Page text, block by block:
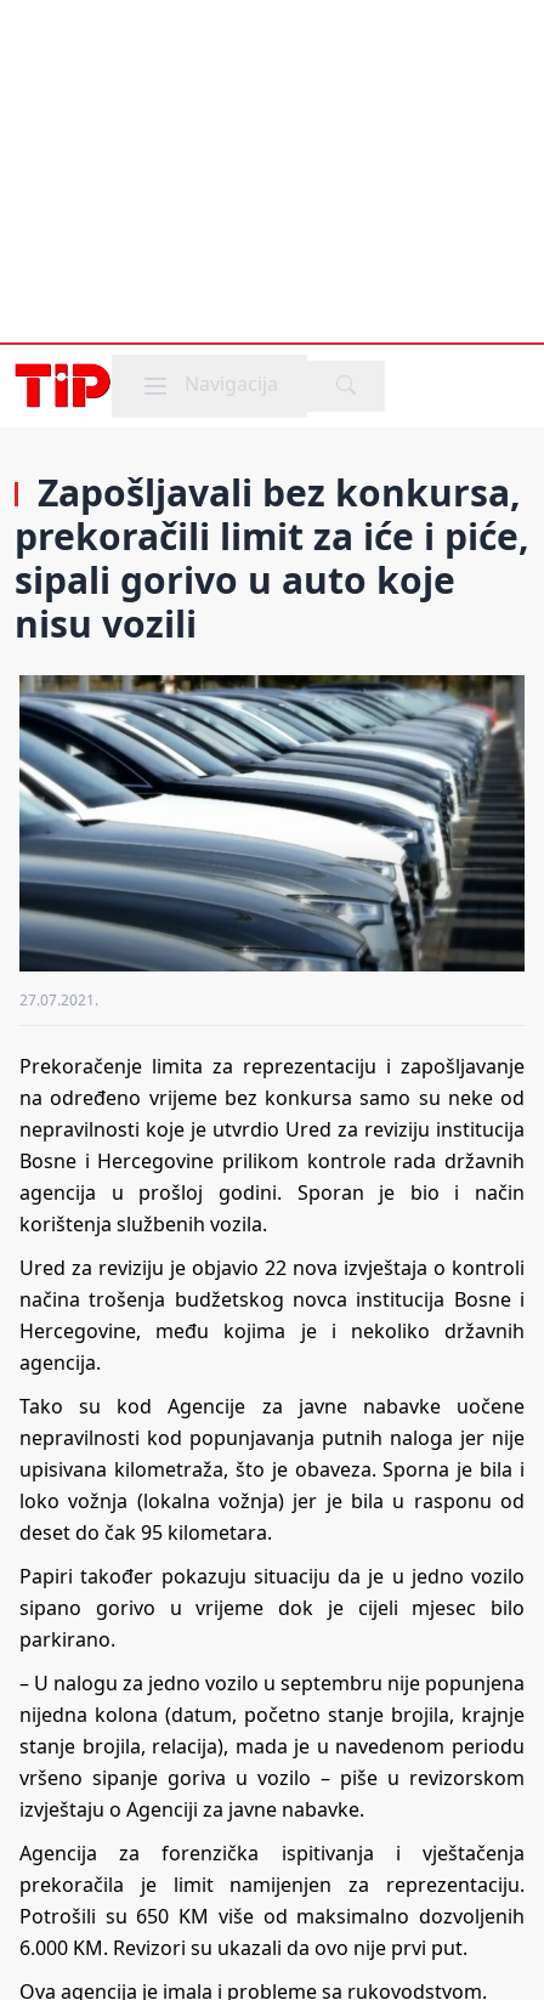
Mobile menu
Navigacija
Zapošljavali bez konkursa,
prekoračili limit za iće i piće,
sipali gorivo u auto koje
nisu vozili
27.07.2021.
Prekoračenje limita za reprezentaciju i zapošljavanje
na određeno vrijeme bez konkursa samo su neke od
nepravilnosti koje je utvrdio Ured za reviziju institucija
Bosne i Hercegovine prilikom kontrole rada državnih
agencija u prošloj godini. Sporan je bio i način
korištenja službenih vozila.
Ured za reviziju je objavio 22 nova izvještaja o kontroli
načina trošenja budžetskog novca institucija Bosne i
Hercegovine, među kojima je i nekoliko državnih
agencija.
Tako su kod Agencije za javne nabavke uočene
nepravilnosti kod popunjavanja putnih naloga jer nije
upisivana kilometraža, što je obaveza. Sporna je bila i
loko vožnja (lokalna vožnja) jer je bila u rasponu od
deset do čak 95 kilometara.
Papiri također pokazuju situaciju da je u jedno vozilo
sipano gorivo u vrijeme dok je cijeli mjesec bilo
parkirano.
– U nalogu za jedno vozilo u septembru nije popunjena
nijedna kolona (datum, početno stanje brojila, krajnje
stanje brojila, relacija), mada je u navedenom periodu
vršeno sipanje goriva u vozilo – piše u revizorskom
izvještaju o Agenciji za javne nabavke.
Agencija za forenzička ispitivanja i vještačenja
prekoračila je limit namijenjen za reprezentaciju.
Potrošili su 650 KM više od maksimalno dozvoljenih
6.000 KM. Revizori su ukazali da ovo nije prvi put.
Ova agencija je imala i probleme sa rukovodstvom.